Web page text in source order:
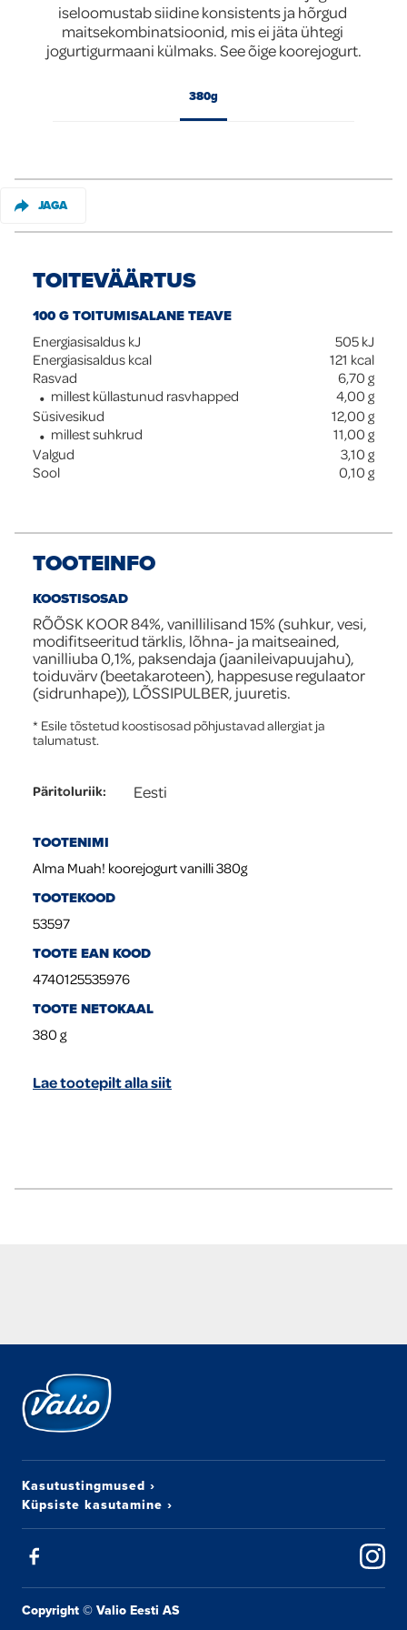
Global
iseloomustab siidine konsistents ja hõrgud
maitsekombinatsioonid, mis ei jäta ühtegi
jogurtigurmaani külmaks. See õige koorejogurt.
380g
JAGA
TOITEVÄÄRTUS
100 G TOITUMISALANE TEAVE
Energiasisaldus kJ 505 kJ
Energiasisaldus kcal
121 kcal
Rasvad
6,70 g
millest küllastunud rasvhapped
4,00 g
Süsivesikud
12,00 g
millest suhkrud
11,00 g
Valgud
3,10 g
Sool
0,10 g
TOOTEINFO
KOOSTISOSAD
RÕÕSK KOOR 84%, vanillilisand 15% (suhkur, vesi,
modifitseeritud tärklis, lõhna- ja maitseained,
vanilliuba 0,1%, paksendaja (jaanileivapuujahu),
toiduvärv (beetakaroteen), happesuse regulaator
(sidrunhape)), LÕSSIPULBER, juuretis.
* Esile tõstetud koostisosad põhjustavad allergiat ja
talumatust.
Päritoluriik: Eesti
TOOTENIMI
Alma Muah! koorejogurt vanilli 380g
TOOTEKOOD
53597
TOOTE EAN KOOD
4740125535976
TOOTE NETOKAAL
380 g
Lae tootepilt alla siit
Kasutustingmused ›
Küpsiste kasutamine ›
Copyright © Valio Eesti AS